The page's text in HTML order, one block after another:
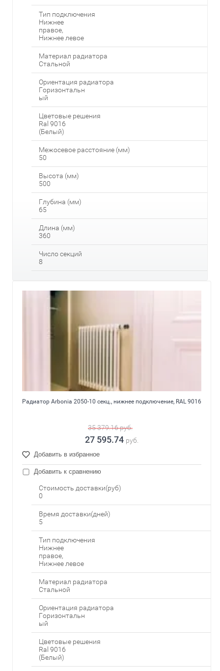
Тип подключения
Нижнее
правое,
Нижнее левое
Материал радиатора
Стальной
Ориентация радиатора
Горизонтальн
ый
Цветовые решения
Ral 9016
(Белый)
Межосевое расстояние (мм)
50
Высота (мм)
500
Глубина (мм)
65
Длина (мм)
360
Число секций
8
Радиатор Arbonia 2050-10 секц., нижнее подключение, RAL 9016
35 379.16руб.
27 595.74 руб.
Добавить в избранное
Добавить к сравнению
Стоимость доставки(руб)
0
Время доставки(дней)
5
Тип подключения
Нижнее
правое,
Нижнее левое
Материал радиатора
Стальной
Ориентация радиатора
Горизонтальн
ый
Цветовые решения
Ral 9016
(Белый)